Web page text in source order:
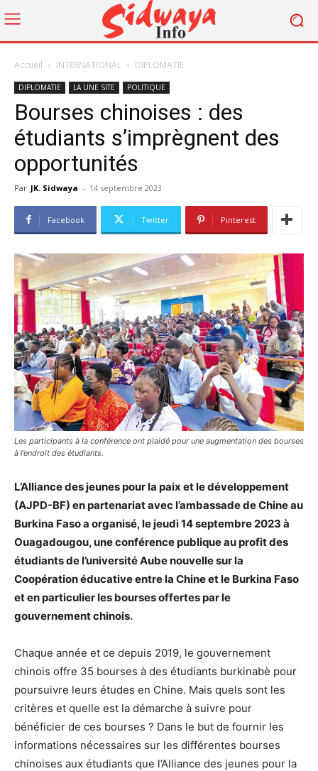
Accueil INTERNATIONAL DIPLOMATIE
DIPLOMATIE LA UNE SITE POLITIQUE
Bourses chinoises : des
étudiants s’imprègnent des
opportunités
Par JK. Sidwaya - 14 septembre 2023
Facebook Twitter Pinterest
Les participants à la conférence ont plaidé pour une augmentation des bourses
à l’endroit des étudiants.
L’Alliance des jeunes pour la paix et le développement
(AJPD-BF) en partenariat avec l’ambassade de Chine au
Burkina Faso a organisé, le jeudi 14 septembre 2023 à
Ouagadougou, une conférence publique au profit des
étudiants de l’université Aube nouvelle sur la
Coopération éducative entre la Chine et le Burkina Faso
et en particulier les bourses offertes par le
gouvernement chinois.
Chaque année et ce depuis 2019, le gouvernement
chinois offre 35 bourses à des étudiants burkinabè pour
poursuivre leurs études en Chine. Mais quels sont les
critères et quelle est la démarche à suivre pour
bénéficier de ces bourses ? Dans le but de fournir les
informations nécessaires sur les différentes bourses
chinoises aux étudiants que l’Alliance des jeunes pour la